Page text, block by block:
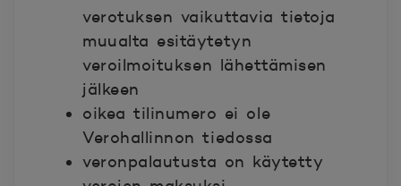
verotuksen vaikuttavia tietoja
muualta esitäytetyn
veroilmoituksen lähettämisen
jälkeen
oikea tilinumero ei ole
Verohallinnon tiedossa
veronpalautusta on käytetty